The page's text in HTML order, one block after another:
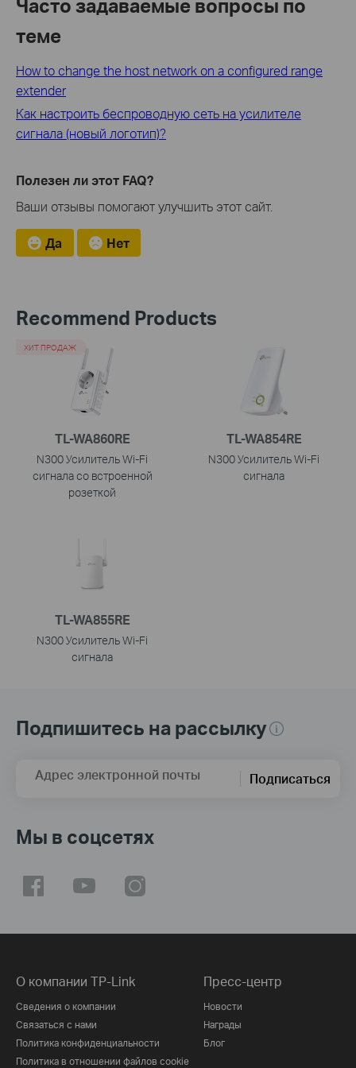
теме
How to change the host network on a configured range
extender
Как настроить беспроводную сеть на усилителе
сигнала (новый логотип)?
Полезен ли этот FAQ?
Ваши отзывы помогают улучшить этот сайт.
Да Нет
Recommend Products
TL-WA860RE
N300 Усилитель Wi-Fi
сигнала со встроенной
розеткой
ХИТ ПРОДАЖ
TL-WA854RE
N300 Усилитель Wi-Fi
сигнала
TL-WA855RE
N300 Усилитель Wi-Fi
сигнала
Подпишитесь на рассылку
Адрес электронной почты Подписаться
Мы в соцсетях
О компании TP-Link
Сведения о компании
Связаться с нами
Политика конфиденциальности
Политика в отношении файлов cookie
Пресс-центр
Новости
Награды
Блог